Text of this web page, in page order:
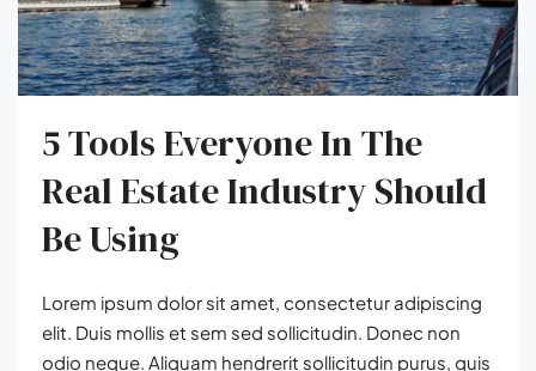
5 Tools Everyone In The
Real Estate Industry Should
Be Using
Lorem ipsum dolor sit amet, consectetur adipiscing
elit. Duis mollis et sem sed sollicitudin. Donec non
odio neque. Aliquam hendrerit sollicitudin purus, quis